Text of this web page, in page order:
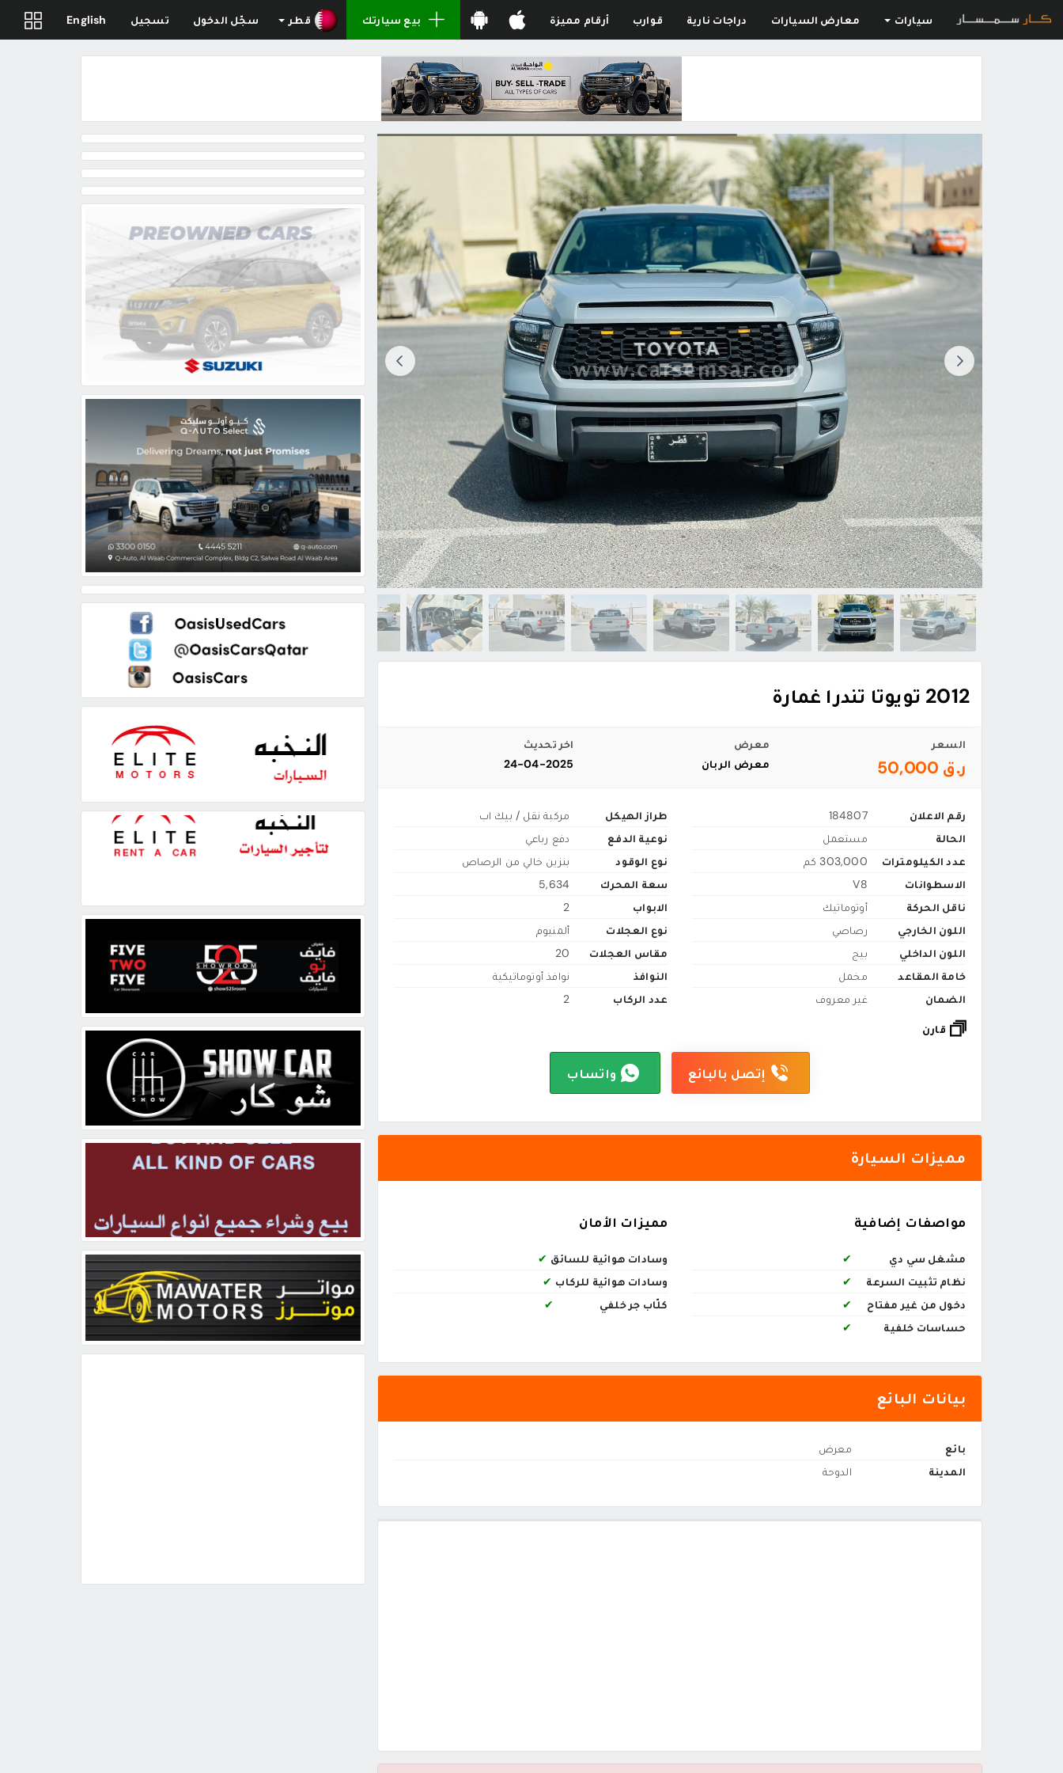
سيارات معارض السيارات دراجات نارية قوارب أرقام مميزة بيع سيارتك قطر سجّل الدخول تسجيل English
2012 تويوتا تندرا غمارة
السعر
ر.ق 50,000
معرض
معرض الربان
اخر تحديث
24-04-2025
رقم الاعلان
184807
الحالة
مستعمل
عدد الكيلومترات
303,000 كم
الاسطوانات
V8
ناقل الحركة
أوتوماتيك
اللون الخارجي
رصاصي
اللون الداخلي
بيج
خامة المقاعد
مخمل
الضمان
غير معروف
طراز الهيكل
مركبة نقل / بيك اب
نوعية الدفع
دفع رباعي
نوع الوقود
بنزين خالي من الرصاص
سعة المحرك
5,634
الابواب
2
نوع العجلات
ألمنيوم
مقاس العجلات
20
النوافذ
نوافذ أوتوماتيكية
عدد الركاب
2
قارن
إتصل بالبائع واتساب
مميزات السيارة
مواصفات إضافية
مشغل سي دي
✔
نظام تثبيت السرعة
✔
دخول من غير مفتاح
✔
حساسات خلفية
✔
مميزات الأمان
وسادات هوائية للسائق ✔
وسادات هوائية للركاب ✔
كلّاب جر خلفي
✔
بيانات البائع
بائع
معرض
المدينة
الدوحة